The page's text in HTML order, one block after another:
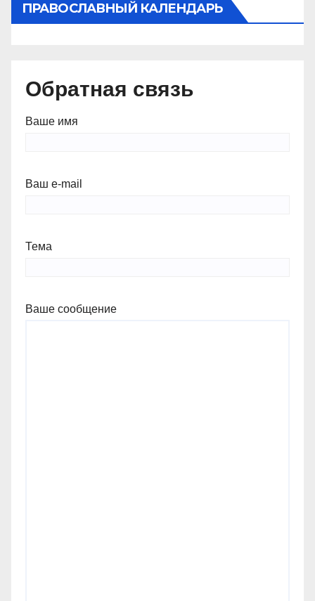
ПРАВОСЛАВНЫЙ КАЛЕНДАРЬ
Обратная связь
Ваше имя
Ваш e-mail
Тема
Ваше сообщение